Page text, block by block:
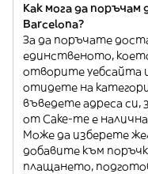
Как мога да поръчам
Barcelona?
За да поръчате
единственото,
отворите уебсайта
отидете на
въведете адреса си,
от Cake-me е
Може да изберете
добавите към
плащането,